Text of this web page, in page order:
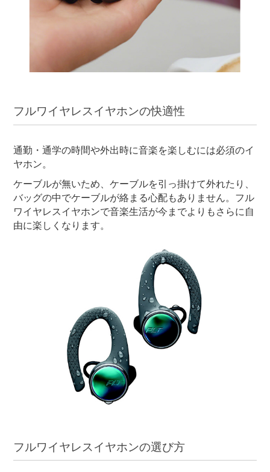
フルワイヤレスイヤホンの快適性
通勤・通学の時間や外出時に音楽を楽しむには必須のイ
ヤホン。
ケーブルが無いため、ケーブルを引っ掛けて外れたり、
バッグの中でケーブルが絡まる心配もありません。フル
ワイヤレスイヤホンで音楽生活が今までよりもさらに自
由に楽しくなります。
フルワイヤレスイヤホンの選び方